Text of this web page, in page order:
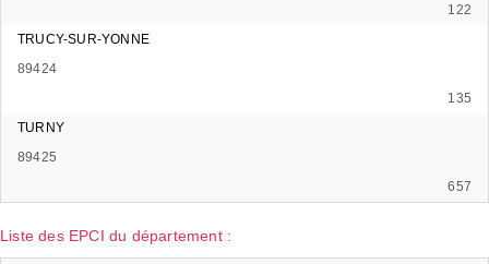
122
TRUCY-SUR-YONNE
89424
135
TURNY
89425
657
Liste des EPCI du département :